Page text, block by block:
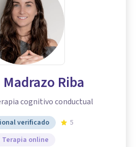
Riba
cognitivo conductual
verificado
5
Terapia online